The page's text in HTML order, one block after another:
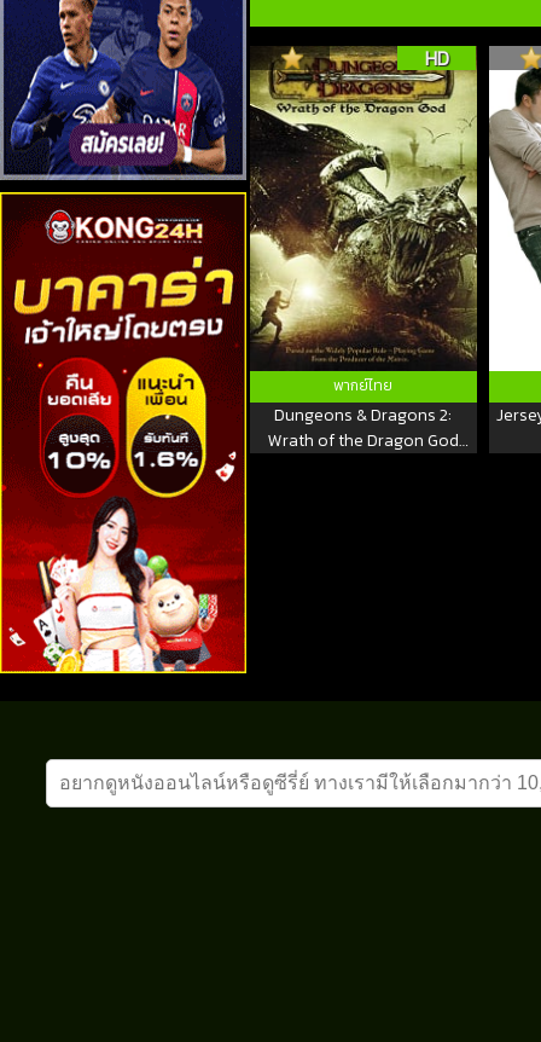
HD
พากย์ไทย
Dungeons & Dragons 2:
Wrath of the Dragon God